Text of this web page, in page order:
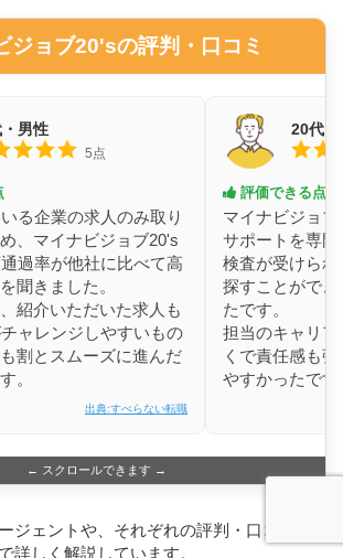
ジョブ20'sの評判・口コミ
男性
5点
る企業の求人のみ取り
、マイナビジョブ20's
過率が他社に比べて高
聞きました。
紹介いただいた求人も
ャレンジしやすいもの
割とスムーズに進んだ
。
出典:すべらない転職
20代・
評価できる点
マイナビジョ
サポートを専
検査が受けら
探すことがで
たです。
担当のキャリ
くで責任感も
やすかったです
← スクロールできます →
ジェントや、それぞれの評判・口コミつ
詳しく解説しています。